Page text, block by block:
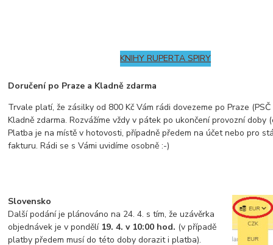
KNIHY RUPERTA SPIRY
Doručení po Praze a Kladně zdarma
Trvale platí, že zásilky od 800 Kč Vám rádi dovezeme po Praze
Kladně zdarma. Rozvážíme vždy v pátek po ukončení provozní doby
Platba je na místě v hotovosti, případně předem na účet nebo pro
fakturu. Rádi se s Vámi uvidíme osobně :-)
Slovensko
Další podání je plánováno na 24. 4. s tím, že uzávěrka
objednávek je v pondělí19. 4. v 10:00 hod. (v případě
platby předem musí do této doby dorazit i platba).